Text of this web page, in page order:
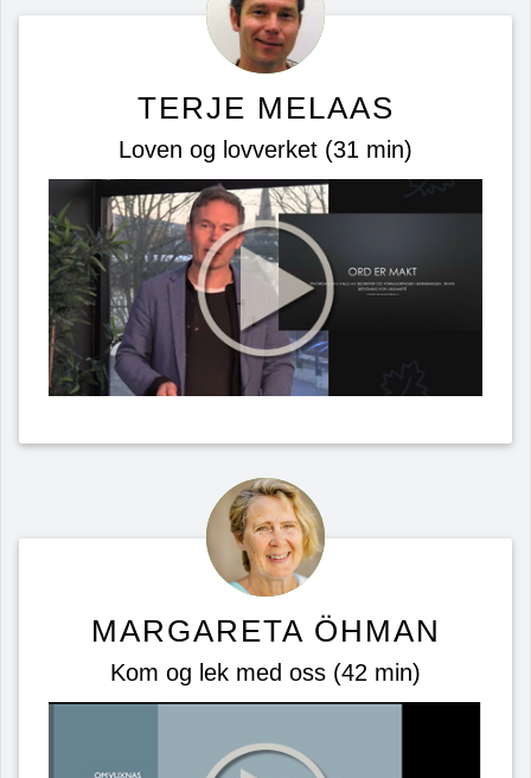
TERJE MELAAS
Loven og lovverket (31 min)
MARGARETA ÖHMAN
Kom og lek med oss (42 min)